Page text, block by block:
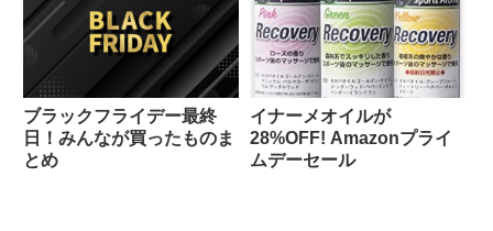
ブラックフライデー最終
日！みんなが買ったものま
とめ
イナーメオイルが
28%OFF! Amazonプライ
ムデーセール